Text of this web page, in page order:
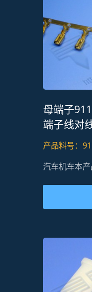
母端子
端子线对
RoHS
产品料号：
汽车机车本